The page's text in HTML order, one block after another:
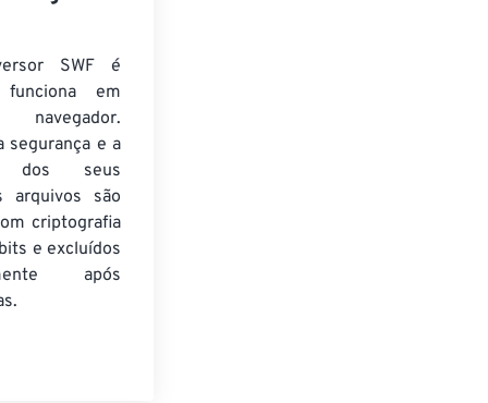
SWF é
em
segurança e a
dos seus
arquivos são
criptografia
e excluídos
após